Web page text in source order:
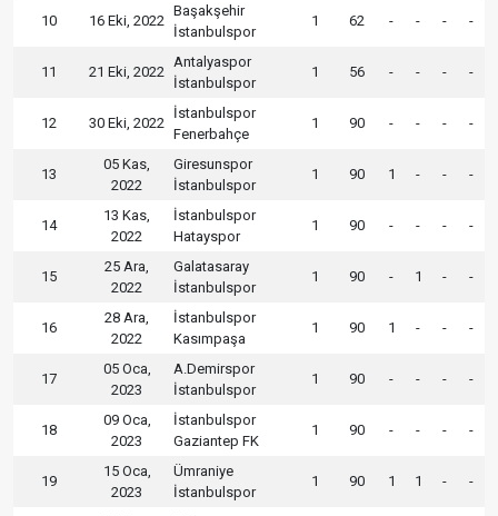
10 16 Eki, 2022
Başakşehir
İstanbulspor
1 62 - - - -
11 21 Eki, 2022
Antalyaspor
İstanbulspor
1 56 - - - -
12 30 Eki, 2022
İstanbulspor
Fenerbahçe
1 90 - - - -
13
05 Kas,
2022
Giresunspor
İstanbulspor
1 90 1 - - -
14
13 Kas,
2022
İstanbulspor
Hatayspor
1 90 - - - -
15
25 Ara,
2022
Galatasaray
İstanbulspor
1 90 - 1 - -
16
28 Ara,
2022
İstanbulspor
Kasımpaşa
1 90 1 - - -
17
05 Oca,
2023
A.Demirspor
İstanbulspor
1 90 - - - -
18
09 Oca,
2023
İstanbulspor
Gaziantep FK
1 90 - - - -
19
15 Oca,
2023
Ümraniye
İstanbulspor
1 90 1 1 - -